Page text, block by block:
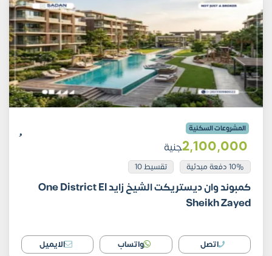
المشروعات السكنية
2٬100٬000جنية
10% دفعة مبدئية تقسيط 10
كمبوند وان ديستريكت الشيخ زايد One District El
Sheikh Zayed
اتصل واتساب الايميل